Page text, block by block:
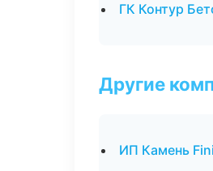
ГК Контур
Другие
ИП Камень